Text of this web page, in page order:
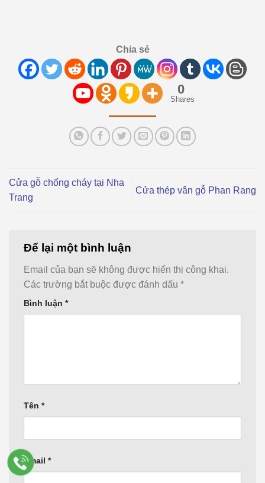
Chia sẻ
0
Shares
Cửa gỗ chống cháy tại Nha
Trang
Cửa thép vân gỗ Phan Rang
Để lại một bình luận
Email của bạn sẽ không được hiển thị công khai.
Các trường bắt buộc được đánh dấu *
Bình luận *
Tên *
Email *